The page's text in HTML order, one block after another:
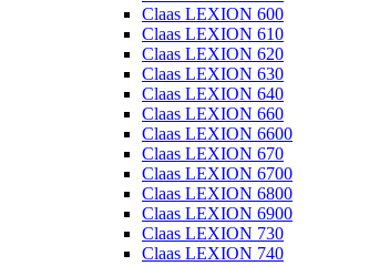
Claas LEXION 600
Claas LEXION 610
Claas LEXION 620
Claas LEXION 630
Claas LEXION 640
Claas LEXION 660
Claas LEXION 6600
Claas LEXION 670
Claas LEXION 6700
Claas LEXION 6800
Claas LEXION 6900
Claas LEXION 730
Claas LEXION 740